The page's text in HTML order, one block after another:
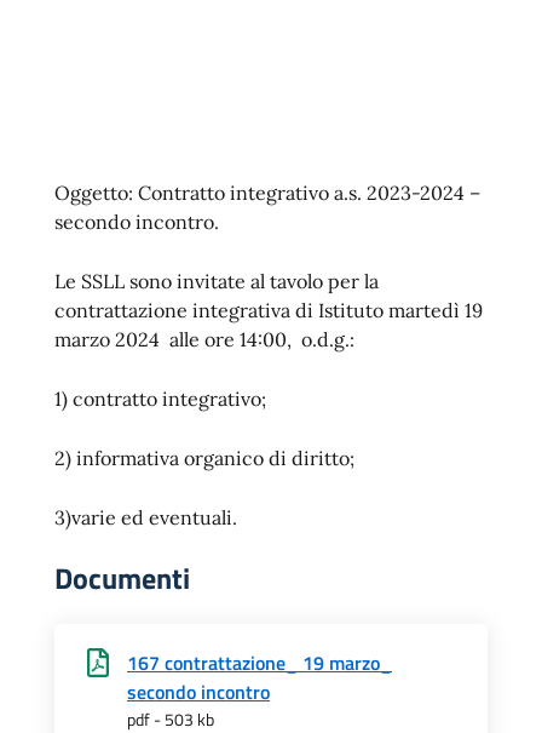
Oggetto: Contratto integrativo a.s. 2023-2024 –
secondo incontro.
Le SSLL sono invitate al tavolo per la
contrattazione integrativa di Istituto martedì 19
marzo 2024 alle ore 14:00, o.d.g.:
1) contratto integrativo;
2) informativa organico di diritto;
3)varie ed eventuali.
Documenti
167 contrattazione_ 19 marzo_
secondo incontro
pdf - 503 kb